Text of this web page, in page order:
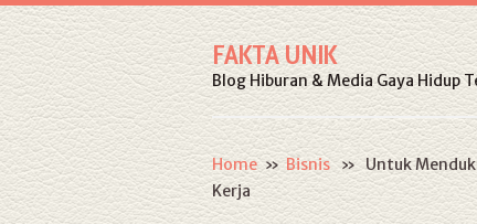
FAKTA UNIK
Blog Hiburan & Media Gaya Hidup
Home»Bisnis» Untuk
Kerja